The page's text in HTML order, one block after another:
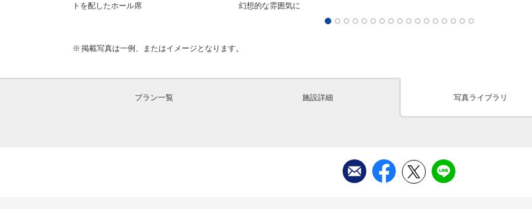
トを配したホール席
幻想的な雰囲気に
掲載写真は一例、またはイメージとなります。
プラン一覧 施設詳細 写真ライブラリ